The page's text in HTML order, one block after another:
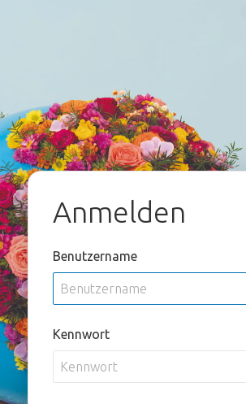
Anmelden
Benutzername
Kennwort